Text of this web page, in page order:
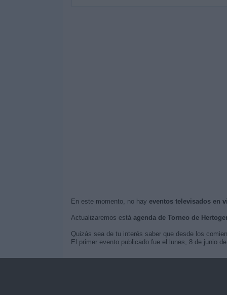
En este momento, no hay eventos televisados en
Actualizaremos está agenda de Torneo de
Quizás sea de tu interés saber que desde los
El primer evento publicado fue el lunes, 8 de junio